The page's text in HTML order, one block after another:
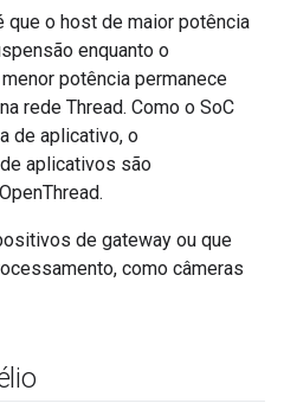
o host de maior potência
enquanto o
potência permanece
rede Thread. Como o SoC
de aplicativo, o
aplicativos são
de gateway ou que
como câmeras